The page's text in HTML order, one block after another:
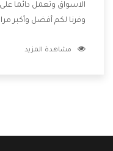
الاسواق وتعمل دائما
وفرنا لكم أفضل وأكبر
دون اى ازعاج كما أننا
مشاهدة المزيد